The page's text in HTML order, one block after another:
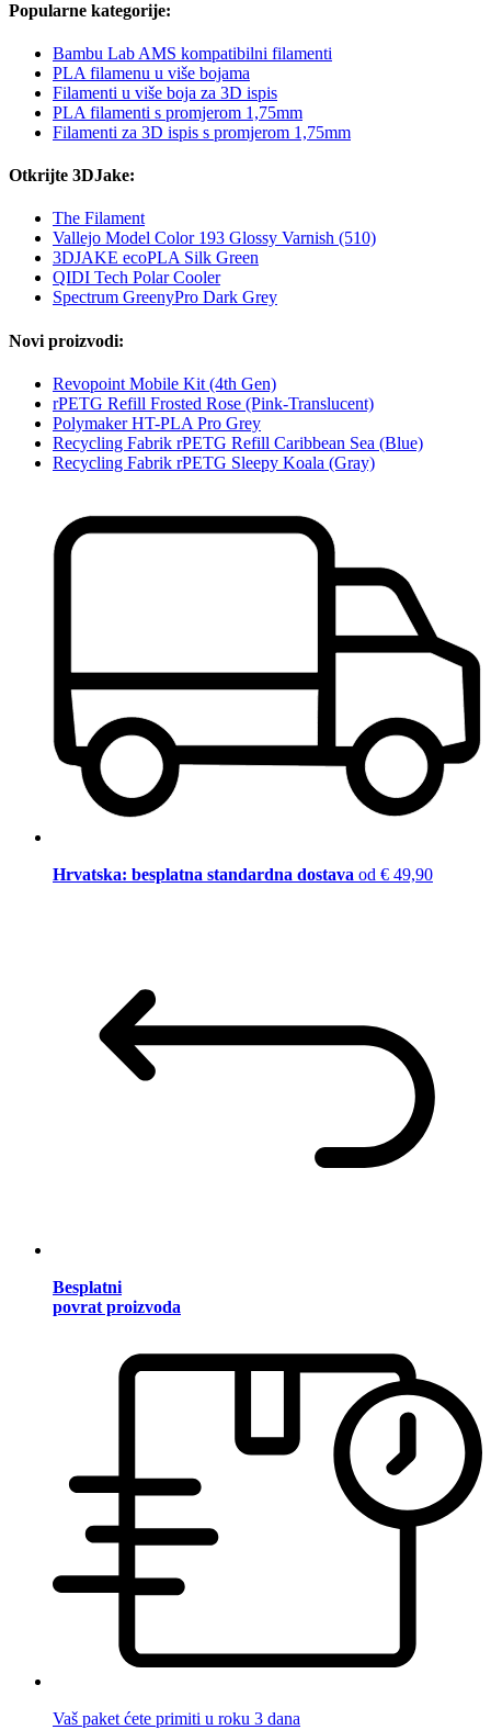
Popularne kategorije:
Bambu Lab AMS kompatibilni filamenti
PLA filamenu u više bojama
Filamenti u više boja za 3D ispis
PLA filamenti s promjerom 1,75mm
Filamenti za 3D ispis s promjerom 1,75mm
Otkrijte 3DJake:
The Filament
Vallejo Model Color 193 Glossy Varnish (510)
3DJAKE ecoPLA Silk Green
QIDI Tech Polar Cooler
Spectrum GreenyPro Dark Grey
Novi proizvodi:
Revopoint Mobile Kit (4th Gen)
rPETG Refill Frosted Rose (Pink-Translucent)
Polymaker HT-PLA Pro Grey
Recycling Fabrik rPETG Refill Caribbean Sea (Blue)
Recycling Fabrik rPETG Sleepy Koala (Gray)
Hrvatska: besplatna standardna dostava od € 49,90
Besplatni
povrat proizvoda
Vaš paket ćete primiti u roku 3 dana